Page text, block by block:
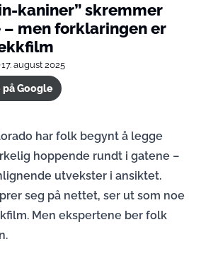
kaniner” skremmer
men forklaringen er
17. august 2025
på Google
har folk begynt å legge
hoppende rundt i gatene –
utvekster i ansiktet.
seg på nettet, ser ut som noe
Men ekspertene ber folk